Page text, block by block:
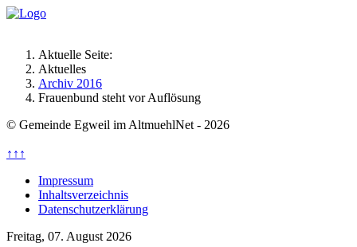
Aktuelle Seite:
Aktuelles
Archiv 2016
Frauenbund steht vor Auflösung
© Gemeinde Egweil im AltmuehlNet - 2026
↑↑↑
Impressum
Inhaltsverzeichnis
Datenschutzerklärung
Freitag, 07. August 2026